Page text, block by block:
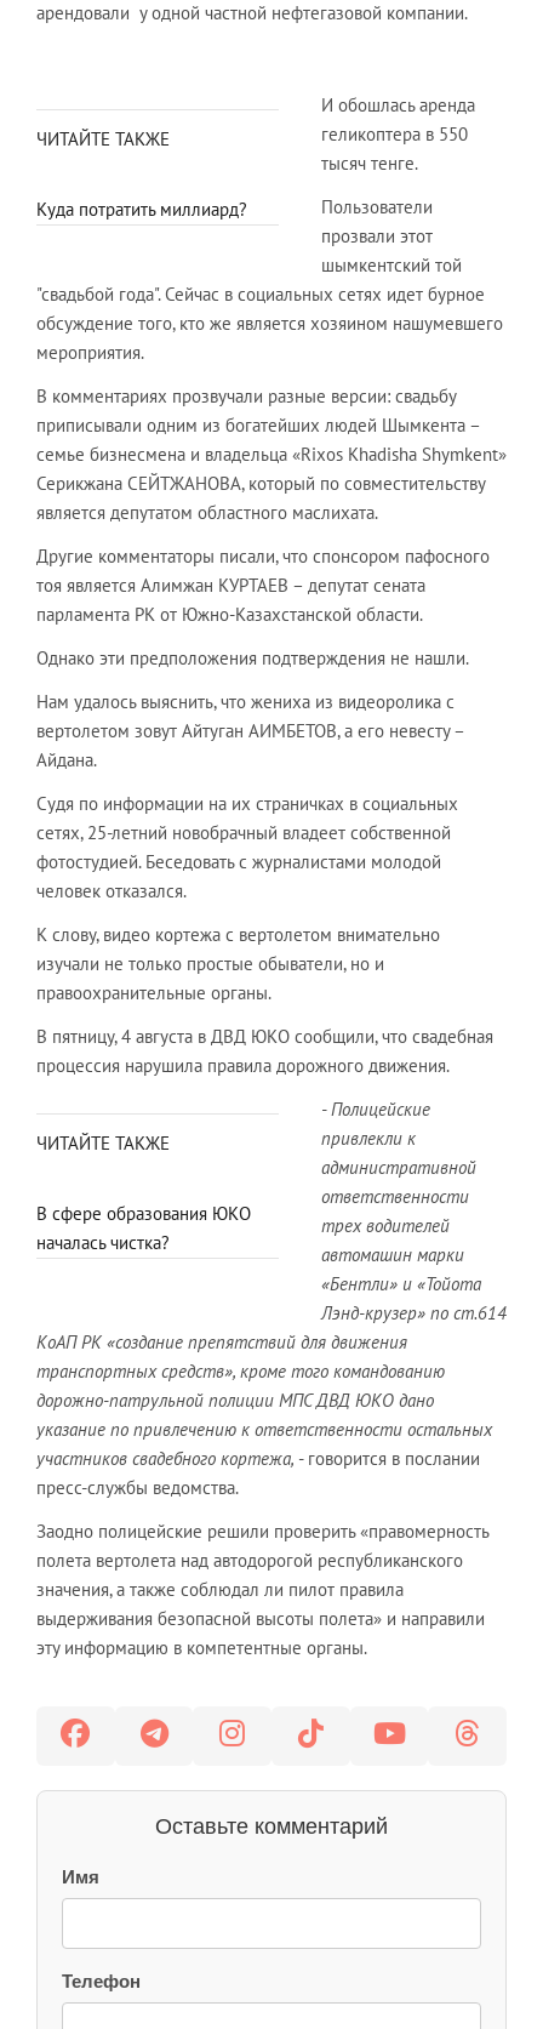
арендовали у одной частной нефтегазовой компании.
ЧИТАЙТЕ ТАКЖЕ
Куда потратить миллиард?
И обошлась аренда
геликоптера в 550
тысяч тенге.
Пользователи
прозвали этот
шымкентский той
"свадьбой года". Сейчас в социальных сетях идет бурное
обсуждение того, кто же является хозяином нашумевшего
мероприятия.
В комментариях прозвучали разные версии: свадьбу
приписывали одним из богатейших людей Шымкента –
семье бизнесмена и владельца «Rixos Khadisha Shymkent»
Серикжана СЕЙТЖАНОВА, который по совместительству
является депутатом областного маслихата.
Другие комментаторы писали, что спонсором пафосного
тоя является Алимжан КУРТАЕВ – депутат сената
парламента РК от Южно-Казахстанской области.
Однако эти предположения подтверждения не нашли.
Нам удалось выяснить, что жениха из видеоролика с
вертолетом зовут Айтуган АИМБЕТОВ, а его невесту –
Айдана.
Судя по информации на их страничках в социальных
сетях, 25-летний новобрачный владеет собственной
фотостудией. Беседовать с журналистами молодой
человек отказался.
К слову, видео кортежа с вертолетом внимательно
изучали не только простые обыватели, но и
правоохранительные органы.
В пятницу, 4 августа в ДВД ЮКО сообщили, что свадебная
процессия нарушила правила дорожного движения.
ЧИТАЙТЕ ТАКЖЕ
В сфере образования ЮКО
началась чистка?
- Полицейские
привлекли к
административной
ответственности
трех водителей
автомашин марки
«Бентли» и «Тойота
Лэнд-крузер» по ст.614
КоАП РК «создание препятствий для движения
транспортных средств», кроме того командованию
дорожно-патрульной полиции МПС ДВД ЮКО дано
указание по привлечению к ответственности остальных
участников свадебного кортежа, - говорится в послании
пресс-службы ведомства.
Заодно полицейские решили проверить «правомерность
полета вертолета над автодорогой республиканского
значения, а также соблюдал ли пилот правила
выдерживания безопасной высоты полета» и направили
эту информацию в компетентные органы.
Оставьте комментарий
Имя
Телефон